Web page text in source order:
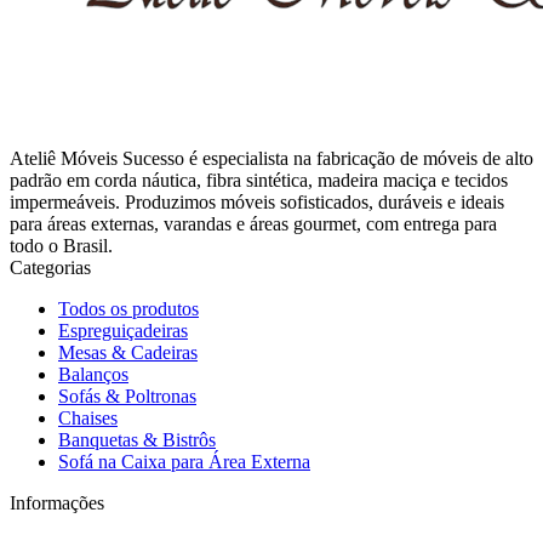
Ateliê Móveis Sucesso é especialista na fabricação de móveis de alto
padrão em corda náutica, fibra sintética, madeira maciça e tecidos
impermeáveis. Produzimos móveis sofisticados, duráveis e ideais
para áreas externas, varandas e áreas gourmet, com entrega para
todo o Brasil.
Categorias
Todos os produtos
Espreguiçadeiras
Mesas & Cadeiras
Balanços
Sofás & Poltronas
Chaises
Banquetas & Bistrôs
Sofá na Caixa para Área Externa
Informações